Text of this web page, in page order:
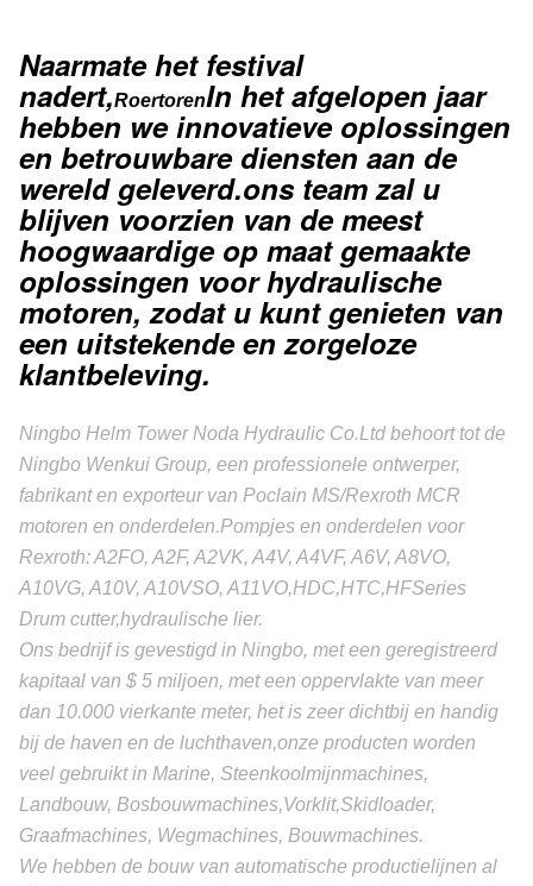
Naarmate het festival
nadert,RoertorenIn het afgelopen jaar
hebben we innovatieve oplossingen
en betrouwbare diensten aan de
wereld geleverd.ons team zal u
blijven voorzien van de meest
hoogwaardige op maat gemaakte
oplossingen voor hydraulische
motoren, zodat u kunt genieten van
een uitstekende en zorgeloze
klantbeleving.
Ningbo Helm Tower Noda Hydraulic Co.Ltd behoort tot de
Ningbo Wenkui Group, een professionele ontwerper,
fabrikant en exporteur van Poclain MS/Rexroth MCR
motoren en onderdelen.Pompjes en onderdelen voor
Rexroth: A2FO, A2F, A2VK, A4V, A4VF, A6V, A8VO,
A10VG, A10V, A10VSO, A11VO,HDC,HTC,HFSeries
Drum cutter,hydraulische lier.
Ons bedrijf is gevestigd in Ningbo, met een geregistreerd
kapitaal van $ 5 miljoen, met een oppervlakte van meer
dan 10.000 vierkante meter, het is zeer dichtbij en handig
bij de haven en de luchthaven,onze producten worden
veel gebruikt in Marine, Steenkoolmijnmachines,
Landbouw, Bosbouwmachines,Vorklit,Skidloader,
Graafmachines, Wegmachines, Bouwmachines.
We hebben de bouw van automatische productielijnen al